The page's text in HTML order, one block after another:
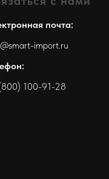
почта:
import.ru
100-91-28